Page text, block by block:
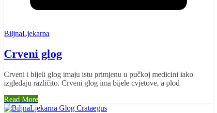
BiljnaLjekarna
Crveni glog
Crveni i bijeli glog imaju istu primjenu u pučkoj medicini iako
izgledaju različito. Crveni glog ima bijele cvjetove, a plod
Read More